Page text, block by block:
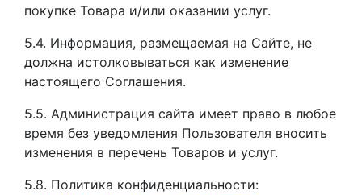
покупке Товара и/или оказании услуг.
5.4. Информация, размещаемая на Сайте, не
должна истолковываться как изменение
настоящего Соглашения.
5.5. Администрация сайта имеет право в любое
время без уведомления Пользователя вносить
изменения в перечень Товаров и услуг.
5.8. Политика конфиденциальности: